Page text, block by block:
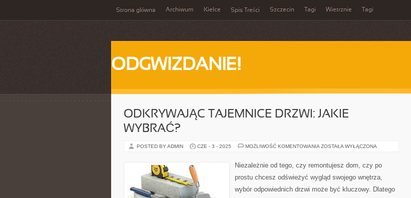
Strona główna Archiwum Kielce Spis Treści Szczecin Tagi Wietrznie Tagi
ODGWIZDANIE!
ODKRYWAJĄC TAJEMNICE DRZWI: JAKIE
WYBRAĆ?
POSTED BY ADMIN CZE - 3 - 2025 MOŻLIWOŚĆ KOMENTOWANIA ODKRYWAJĄC
JAKIE
WYBRAĆ?
ZOSTAŁA WYŁĄCZONA
Niezależnie od tego, czy remontujesz dom, czy po
prostu chcesz odświeżyć wygląd swojego wnętrza,
wybór odpowiednich drzwi może być kluczowy. Dlatego